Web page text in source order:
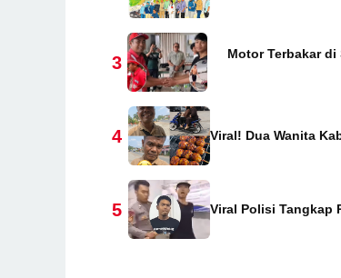
3
Motor Terbakar di
4 Viral! Dua Wanita
5 Viral Polisi Tangkap